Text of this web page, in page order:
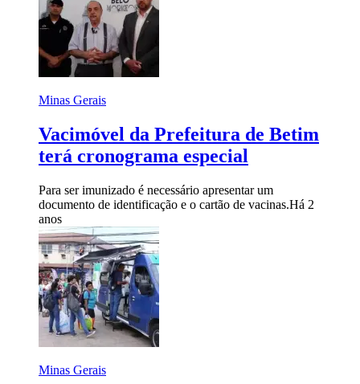
Minas Gerais
Vacimóvel da Prefeitura de Betim
terá cronograma especial
Para ser imunizado é necessário apresentar um
documento de identificação e o cartão de vacinas.Há 2
anos
Minas Gerais